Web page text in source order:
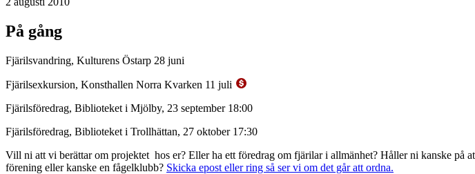
På gång
Fjärilsvandring, Kulturens Östarp 28 juni
Fjärilsexkursion, Konsthallen Norra Kvarken 11 juli
Fjärilsföredrag, Biblioteket i Mjölby, 23 september 18:00
Fjärilsföredrag, Biblioteket i Trollhättan, 27 oktober 17:30
Vill ni att vi berättar om projektet hos er? Eller ha ett föredrag om fjärilar i allmänhet? Håller ni kanske på
förening eller kanske en fågelklubb? Skicka epost eller ring så ser vi om det går att ordna.